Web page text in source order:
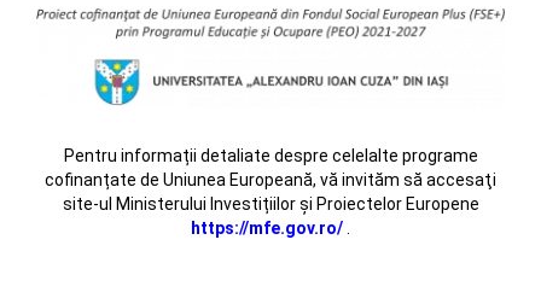
Pentru informații detaliate despre celelalte programe
cofinanțate de Uniunea Europeană, vă invităm să accesaţi
site-ul Ministerului Investițiilor și Proiectelor Europene
https://mfe.gov.ro/